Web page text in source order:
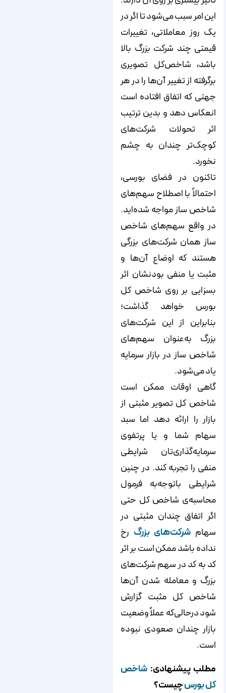
این امر سبب می‌‌‌‌شود تا اگر در
یک روز معاملاتی، تغییرات
قیمتی چند شرکت بزرگ بالا
باشد، شاخص‌کل تصویری
برگرفته از تغییر آن‌‌‌‌ها را در هر
جهتی که اتفاق افتاده است
انعکاس دهد و بدین ترتیب
اثر تحولات شرکت‌‌‌‌های
کوچک‌‌‌‌تر چندان به چشم
نخورد.
تاکنون در فضای بورسی،
احتمالاً با اصطلاح سهم‌‌‌‌های
شاخص ساز مواجه شده‌‌‌‌اید.
در واقع سهم‌‌‌‌های شاخص
ساز همان شرکت‌‌‌‌های بزرگی
هستند که اوضاع آن‌‌‌‌ها و
مثبت یا منفی بودنشان اثر
بسزایی بر روی شاخص کل
بورس خواهد گذاشت؛
بنابراین از این شرکت‌‌‌‌های
بزرگ به‌عنوان سهم‌‌‌‌های
شاخص ساز در بازار سرمایه
یاد می‌‌‌‌شود.
گاهی اوقات ممکن است
شاخص کل تصویر مثبتی از
بازار را ارائه دهد اما سبد
سهام شما و یا پرتفوی
سرمایه‌گذاری‌تان شرایطی
منفی را تجربه کند. در چنین
شرایطی باتوجه‌به فرمول
محاسبه‌‌‌‌ی شاخص کل حتی
اگر اتفاق چندان مثبتی در
سهام شرکت‌‌‌‌های بزرگ رخ
نداده باشد ممکن است بر اثر
کد به کد در سهم شرکت‌‌‌‌های
بزرگ و معامله شدن آن‌‌‌‌ها
شاخص کل مثبت گزارش
شود درحالی‌که عملاً وضعیت
بازار چندان صعودی نبوده
است.
مطلب پیشنهادی: شاخص
کل بورسچیست؟